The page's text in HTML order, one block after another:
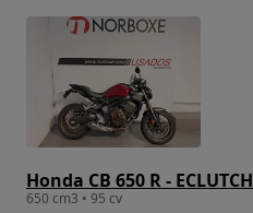
Honda CB 650 R - ECLUTCH
650 cm3 • 95 cv